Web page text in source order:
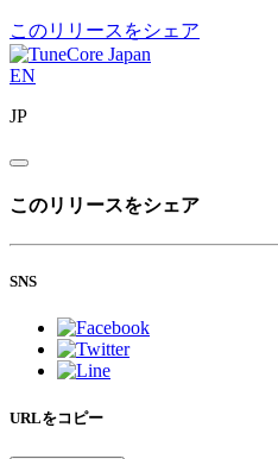
このリリースをシェア
EN
JP
このリリースをシェア
SNS
URLをコピー